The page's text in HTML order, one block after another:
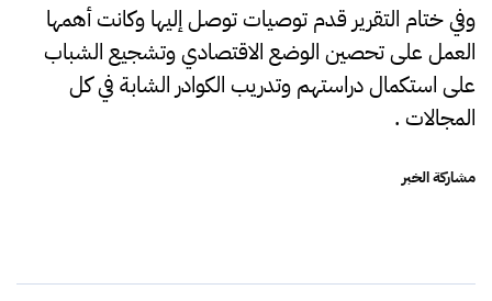
وفي ختام التقرير قدم توصيات توصل إليها وكانت أهمها
العمل على تحصين الوضع الاقتصادي وتشجيع الشباب
على استكمال دراستهم وتدريب الكوادر الشابة في كل
المجالات .
مشاركة الخبر